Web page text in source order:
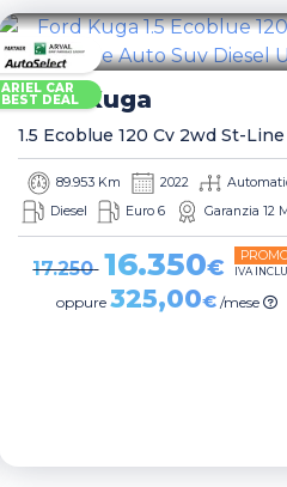
ARIEL CAR
BEST DEAL
Ford Kuga
89.953 Km 2022
Diesel
Euro 6 Garanzia 12
17.250 16.350€ IVA
oppure325,00€ /mese